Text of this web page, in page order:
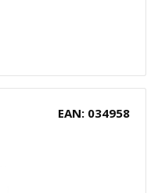
EAN: 034958